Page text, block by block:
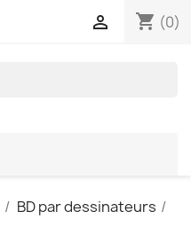
shopping_cart (0)

BD par dessinateurs